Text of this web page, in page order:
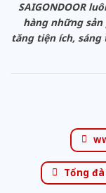
SAIGONDOOR
hàng những sản
tăng tiện ích,
Tổng